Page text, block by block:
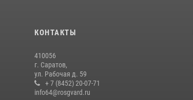
КОНТАКТЫ
410056
г. Саратов,
ул. Рабочая д. 59
+ 7 (8452) 20-07-71
info64@rosgvard.ru